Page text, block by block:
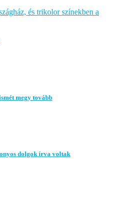
megy tovább
dolgok írva voltak